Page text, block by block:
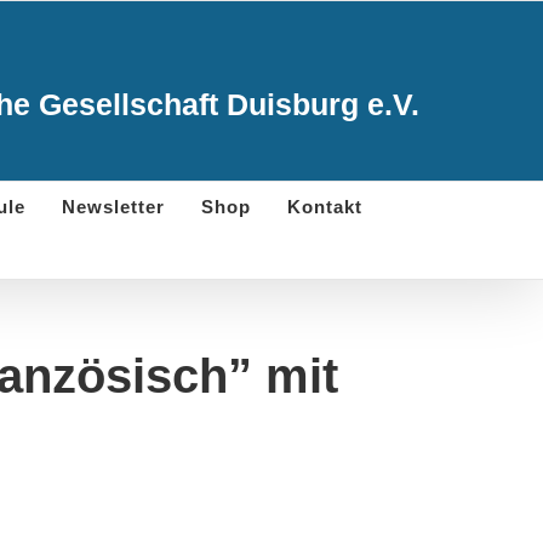
Gesellschaft Duisburg e.V.
Newsletter Shop Kontakt
mit